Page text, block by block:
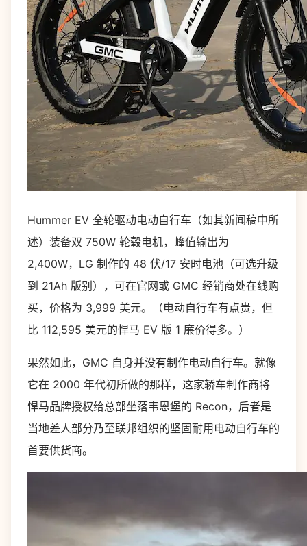
Hummer EV 全轮驱动电动自行车（如其新闻稿中所
述）装备双 750W 轮毂电机，峰值输出为
2,400W，LG 制作的 48 伏/17 安时电池（可选升级
到 21Ah 版别），可在官网或 GMC 经销商处在线购
买，价格为 3,999 美元。（电动自行车有点贵，但
比 112,595 美元的悍马 EV 版 1 廉价得多。）
果然如此，GMC 自身并没有制作电动自行车。就像
它在 2000 年代初所做的那样，这家轿车制作商将
悍马品牌授权给总部坐落韦恩堡的 Recon，后者是
当地差人部分乃至联邦组织的坚固耐用电动自行车的
首要供货商。